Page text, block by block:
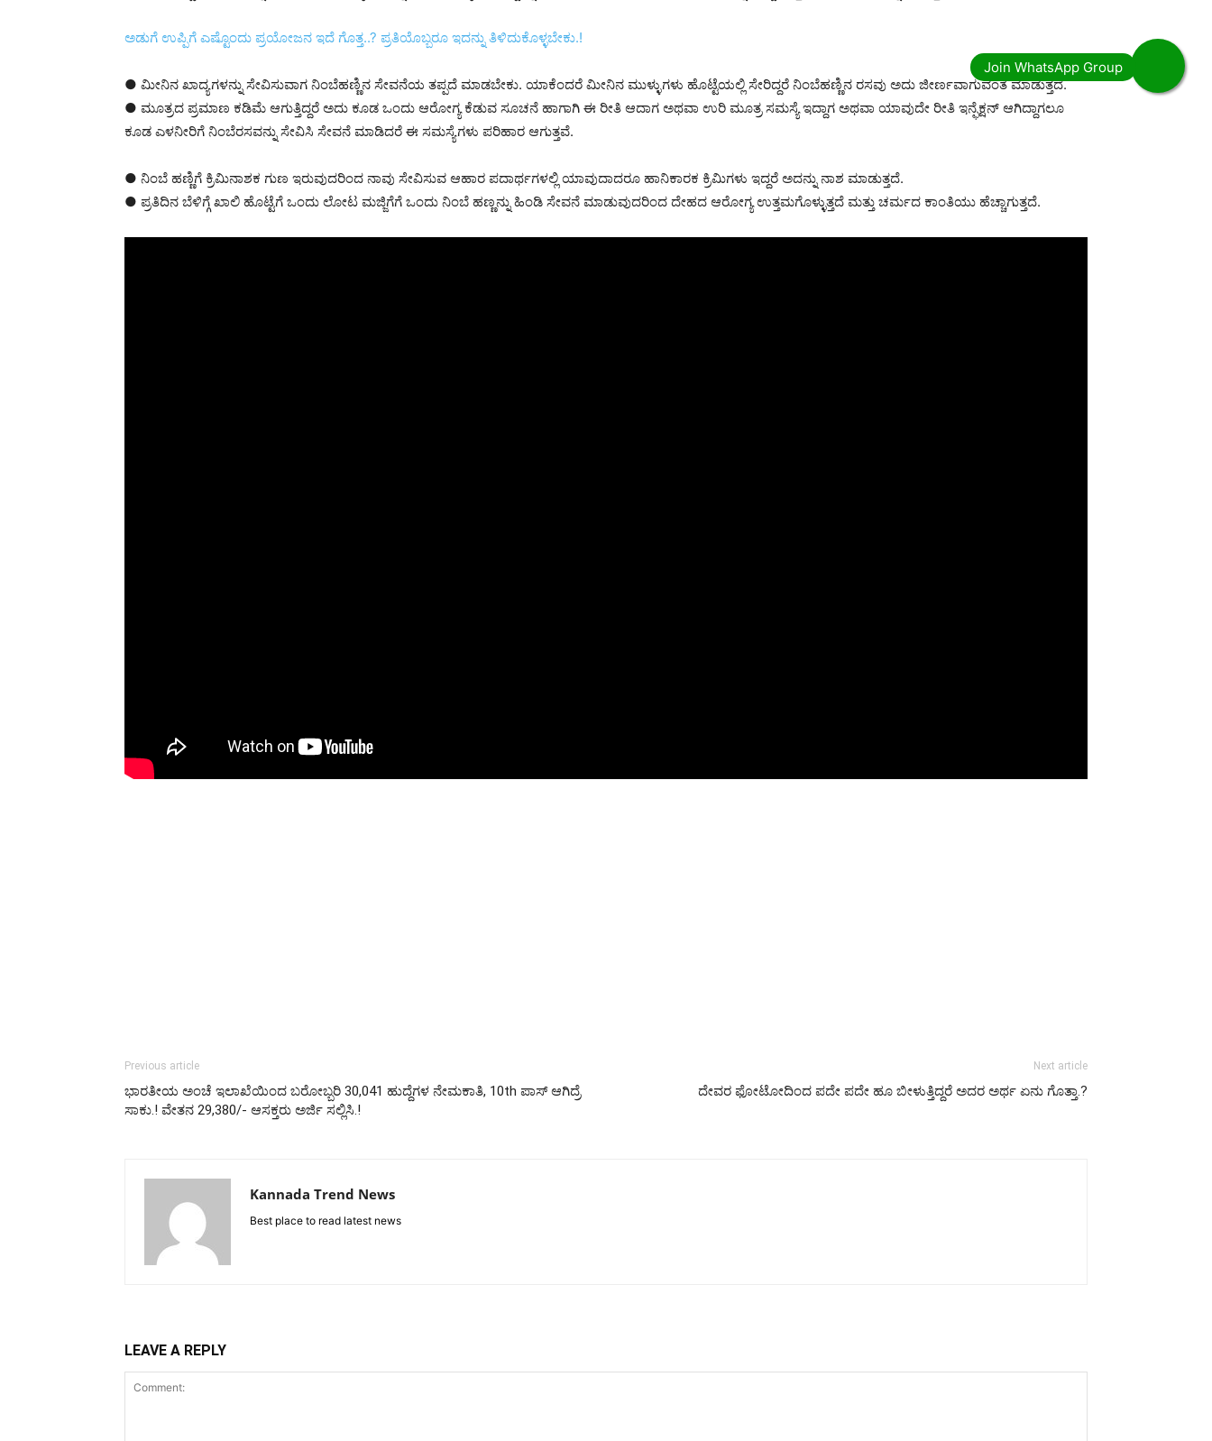
ಅಡುಗೆ ಉಪ್ಪಿಗೆ ಎಷ್ಟೊಂದು ಪ್ರಯೋಜನ ಇದೆ ಗೊತ್ತ..? ಪ್ರತಿಯೊಬ್ಬರೂ ಇದನ್ನು ತಿಳಿದುಕೊಳ್ಳಬೇಕು.!
● ಮೀನಿನ ಖಾದ್ಯಗಳನ್ನು ಸೇವಿಸುವಾಗ ನಿಂಬೆಹಣ್ಣಿನ ಸೇವನೆಯ ತಪ್ಪದೆ ಮಾಡಬೇಕು. ಯಾಕೆಂದರೆ ಮೀನಿನ ಮುಳ್ಳುಗಳು ಹೊಟ್ಟೆಯಲ್ಲಿ ಸೇರಿದ್ದರೆ ನಿಂಬೆಹಣ್ಣಿನ ರಸವು ಅದು ಜೀರ್ಣವಾಗುವಂತೆ ಮಾಡುತ್ತದೆ.
● ಮೂತ್ರದ ಪ್ರಮಾಣ ಕಡಿಮೆ ಆಗುತ್ತಿದ್ದರೆ ಅದು ಕೂಡ ಒಂದು ಆರೋಗ್ಯ ಕೆಡುವ ಸೂಚನೆ ಹಾಗಾಗಿ ಈ ರೀತಿ ಆದಾಗ ಅಥವಾ ಉರಿ ಮೂತ್ರ ಸಮಸ್ಯೆ ಇದ್ದಾಗ ಅಥವಾ ಯಾವುದೇ ರೀತಿ ಇನ್ಫೆಕ್ಷನ್ ಆಗಿದ್ದಾಗಲೂ
ಕೂಡ ಎಳನೀರಿಗೆ ನಿಂಬೆರಸವನ್ನು ಸೇವಿಸಿ ಸೇವನೆ ಮಾಡಿದರೆ ಈ ಸಮಸ್ಯೆಗಳು ಪರಿಹಾರ ಆಗುತ್ತವೆ.
● ನಿಂಬೆ ಹಣ್ಣಿಗೆ ಕ್ರಿಮಿನಾಶಕ ಗುಣ ಇರುವುದರಿಂದ ನಾವು ಸೇವಿಸುವ ಆಹಾರ ಪದಾರ್ಥಗಳಲ್ಲಿ ಯಾವುದಾದರೂ ಹಾನಿಕಾರಕ ಕ್ರಿಮಿಗಳು ಇದ್ದರೆ ಅದನ್ನು ನಾಶ ಮಾಡುತ್ತದೆ.
● ಪ್ರತಿದಿನ ಬೆಳಿಗ್ಗೆ ಖಾಲಿ ಹೊಟ್ಟೆಗೆ ಒಂದು ಲೋಟ ಮಜ್ಜಿಗೆಗೆ ಒಂದು ನಿಂಬೆ ಹಣ್ಣನ್ನು ಹಿಂಡಿ ಸೇವನೆ ಮಾಡುವುದರಿಂದ ದೇಹದ ಆರೋಗ್ಯ ಉತ್ತಮಗೊಳ್ಳುತ್ತದೆ ಮತ್ತು ಚರ್ಮದ ಕಾಂತಿಯು ಹೆಚ್ಚಾಗುತ್ತದೆ.
Previous article
ಭಾರತೀಯ ಅಂಚೆ ಇಲಾಖೆಯಿಂದ ಬರೋಬ್ಬರಿ 30,041 ಹುದ್ದೆಗಳ ನೇಮಕಾತಿ, 10th ಪಾಸ್ ಆಗಿದ್ರೆ
ಸಾಕು.! ವೇತನ 29,380/- ಆಸಕ್ತರು ಅರ್ಜಿ ಸಲ್ಲಿಸಿ.!
Next article
ದೇವರ ಫೋಟೋದಿಂದ ಪದೇ ಪದೇ ಹೂ ಬೀಳುತ್ತಿದ್ದರೆ ಅದರ ಅರ್ಥ ಏನು ಗೊತ್ತಾ.?
Kannada Trend News
Best place to read latest news
LEAVE A REPLY